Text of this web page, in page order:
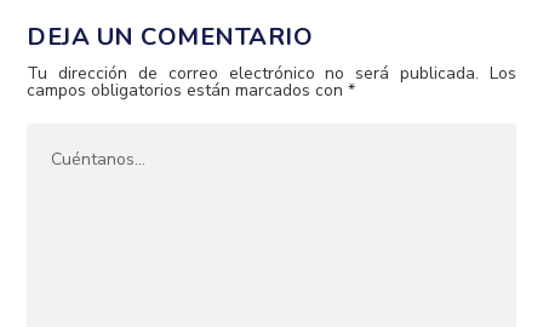
DEJA UN COMENTARIO
Tu dirección de correo electrónico no será publicada. Los
campos obligatorios están marcados con*